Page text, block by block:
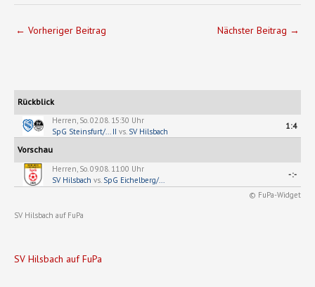
← Vorheriger Beitrag Nächster Beitrag →
Rückblick
Herren, So. 02.08. 15:30 Uhr
SpG Steinsfurt/... II vs. SV Hilsbach
1:4
Vorschau
Herren, So. 09.08. 11:00 Uhr
SV Hilsbach vs. SpG Eichelberg/...
-:-
© FuPa-Widget
SV Hilsbach auf FuPa
SV Hilsbach auf FuPa